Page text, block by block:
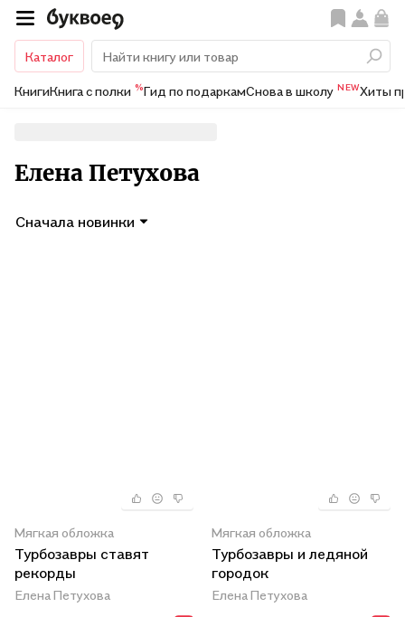
Каталог
КнигиКнига с полки %Гид по подаркамСнова в школу NEWХиты
Елена Петухова
Сначала новинки
Мягкая обложка
Турбозавры ставят
рекорды
Елена Петухова
Мягкая обложка
Турбозавры и ледяной
городок
Елена Петухова